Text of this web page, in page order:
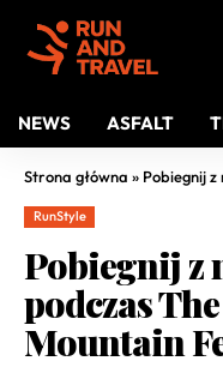
NEWS ASFALT
Strona główna » Pobiegnij z
RunStyle
Pobiegnij z
podczas
Mountain